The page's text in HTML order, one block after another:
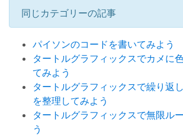
同じカテゴリーの記事
パイソンのコードを書いてみよう
タートルグラフィックスでカメに
てみよう
タートルグラフィックスで繰り返
を整理してみよう
タートルグラフィックスで無限ル
う